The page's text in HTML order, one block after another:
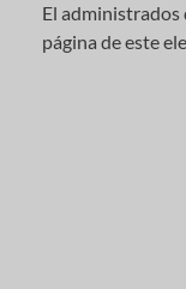
El administrados
página de este